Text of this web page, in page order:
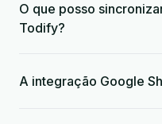
O que posso
Todify?
A integração Google